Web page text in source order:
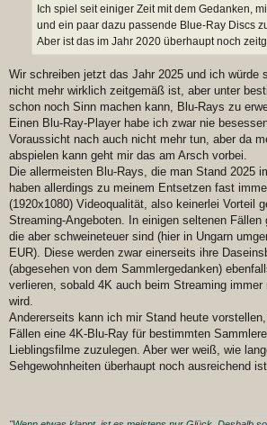
Ich spiel seit einiger Zeit mit dem Gedanken,
und ein paar dazu passende Blue-Ray Discs
Aber ist das im Jahr 2020 überhaupt noch
Wir schreiben jetzt das Jahr 2025 und ich würde
nicht mehr wirklich zeitgemäß ist, aber unter
schon noch Sinn machen kann, Blu-Rays zu
Einen Blu-Ray-Player habe ich zwar nie
Voraussicht nach auch nicht mehr tun, aber da
abspielen kann geht mir das am Arsch vorbei.
Die allermeisten Blu-Rays, die man Stand 2025
haben allerdings zu meinem Entsetzen fast
(1920x1080) Videoqualität, also keinerlei Vorteil
Streaming-Angeboten. In einigen seltenen Fällen
die aber schweineteuer sind (hier in Ungarn
EUR). Diese werden zwar einerseits ihre
(abgesehen von dem Sammlergedanken)
verlieren, sobald 4K auch beim Streaming immer
wird.
Andererseits kann ich mir Stand heute
Fällen eine 4K-Blu-Ray für bestimmten
Lieblingsfilme zuzulegen. Aber wer weiß, wie
Sehgewohnheiten überhaupt noch ausreichend